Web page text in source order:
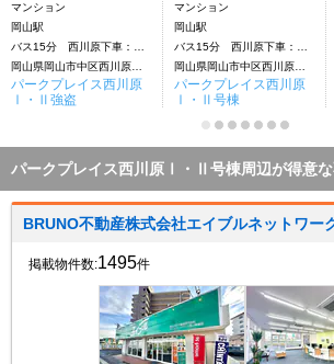
マンション
岡山駅
バス15分 西川原下車：停歩6分
パークプレイス西川原
Ⅰ・Ⅱ強盗
マンション
岡山駅
バス15分 西川原下車：停歩6分
パークプレイス西川原
Ⅰ・Ⅱ号棟
パークプレイス西川原Ⅰ・Ⅱ号棟周辺が得意
BRUNO不動産株式会社エイブルネットワー
掲載物件数:1495件